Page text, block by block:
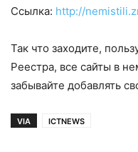
Ссылка: http://
Так что заходите,
Реестра, все сайты в
забывайте добавлять
VIA ICTNEWS